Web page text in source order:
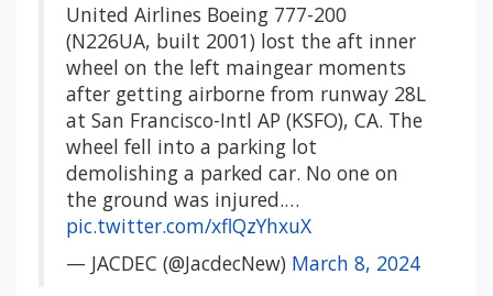
United Airlines Boeing 777-200
(N226UA, built 2001) lost the aft inner
wheel on the left maingear moments
after getting airborne from runway 28L
at San Francisco-Intl AP (KSFO), CA. The
wheel fell into a parking lot
demolishing a parked car. No one on
the ground was injured.…
pic.twitter.com/xflQzYhxuX
— JACDEC (@JacdecNew) March 8, 2024